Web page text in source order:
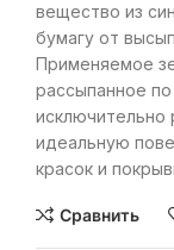
вещество из
бумагу от
Применяемое
рассыпанное
исключительно
идеальную
красок и
Сравнить